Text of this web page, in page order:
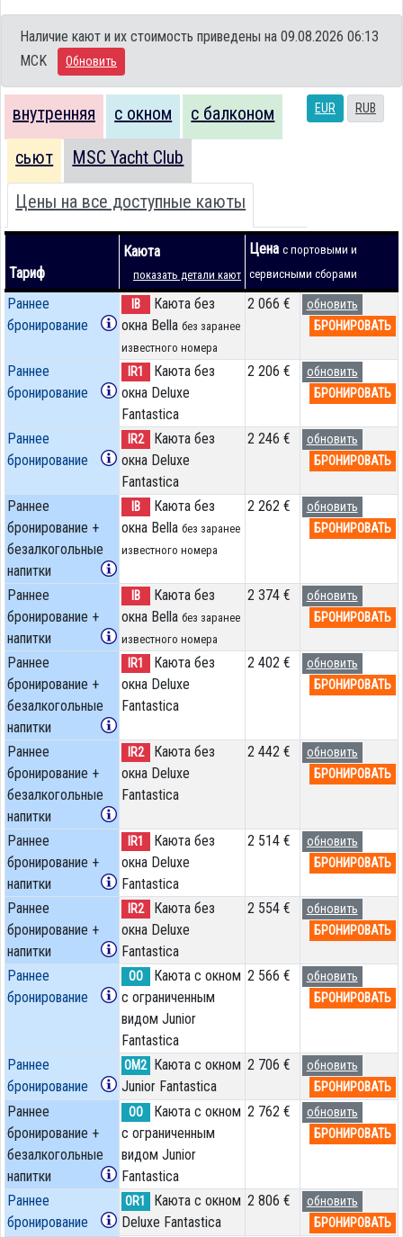
Наличие кают и их стоимость приведены на 09.08.2026 06:13
MCK
Обновить
EUR RUB
внутренняя с окном с балконом
сьют MSC Yacht Club
Цены на все доступные каюты
Тариф
Каюта
показать детали кают
Цена с портовыми и
сервисными сборами
Раннее
бронирование
IB
Каюта без
окна Bella без заранее
известного номера
2 066 €
обновить
БРОНИРОВАТЬ
Раннее
бронирование
IR1
Каюта без
окна Deluxe
Fantastica
2 206 €
обновить
БРОНИРОВАТЬ
Раннее
бронирование
IR2
Каюта без
окна Deluxe
Fantastica
2 246 €
обновить
БРОНИРОВАТЬ
Раннее
бронирование +
безалкогольные
напитки
IB
Каюта без
окна Bella без заранее
известного номера
2 262 €
обновить
БРОНИРОВАТЬ
Раннее
бронирование +
напитки
IB
Каюта без
окна Bella без заранее
известного номера
2 374 €
обновить
БРОНИРОВАТЬ
Раннее
бронирование +
безалкогольные
напитки
IR1
Каюта без
окна Deluxe
Fantastica
2 402 €
обновить
БРОНИРОВАТЬ
Раннее
бронирование +
безалкогольные
напитки
IR2
Каюта без
окна Deluxe
Fantastica
2 442 €
обновить
БРОНИРОВАТЬ
Раннее
бронирование +
напитки
IR1
Каюта без
окна Deluxe
Fantastica
2 514 €
обновить
БРОНИРОВАТЬ
Раннее
бронирование +
напитки
IR2
Каюта без
окна Deluxe
Fantastica
2 554 €
обновить
БРОНИРОВАТЬ
Раннее
бронирование
OO
Каюта с окном
с ограниченным
видом Junior
Fantastica
2 566 €
обновить
БРОНИРОВАТЬ
Раннее
бронирование
OM2 Каюта с окном
Junior Fantastica
2 706 €
обновить
БРОНИРОВАТЬ
Раннее
бронирование +
безалкогольные
напитки
OO
Каюта с окном
с ограниченным
видом Junior
Fantastica
2 762 €
обновить
БРОНИРОВАТЬ
Раннее
бронирование
OR1
Каюта с окном
Deluxe Fantastica
2 806 €
обновить
БРОНИРОВАТЬ